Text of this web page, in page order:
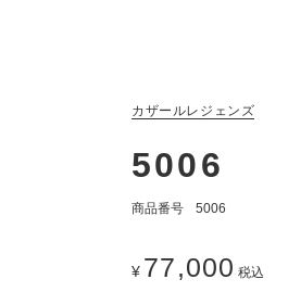
カザールレジェンズ
5006
商品番号 5006
¥ 77,000 税込